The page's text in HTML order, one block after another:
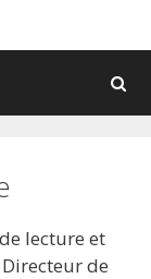
Rechercher
lecture et
de